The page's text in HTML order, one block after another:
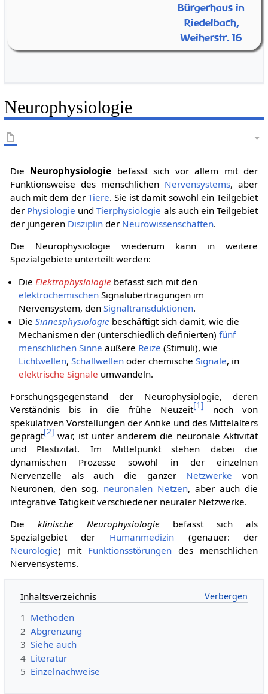
Bürgerhaus in
Riedelbach,
Weiherstr. 16
Neurophysiologie
Die Neurophysiologie befasst sich vor allem mit der
Funktionsweise des menschlichen Nervensystems, aber
auch mit dem der Tiere. Sie ist damit sowohl ein Teilgebiet
der Physiologie undTierphysiologie als auch ein Teilgebiet
der jüngeren Disziplinder Neurowissenschaften.
Die Neurophysiologie wiederum kann in weitere
Spezialgebiete unterteilt werden:
Die Elektrophysiologie befasst sich mit den
elektrochemischen Signalübertragungen im
Nervensystem, denSignaltransduktionen.
DieSinnesphysiologie beschäftigt sich damit, wie die
Mechanismen der (unterschiedlich definierten)fünf
menschlichen Sinne äußere Reize (Stimuli), wie
Lichtwellen,Schallwellen oder chemischeSignale, in
elektrische Signale umwandeln.
Forschungsgegenstand der Neurophysiologie, deren
Verständnis bis in die frühe Neuzeit[1] noch von
spekulativen Vorstellungen der Antike und des Mittelalters
geprägt[2] war, ist unter anderem die neuronale Aktivität
und Plastizität. Im Mittelpunkt stehen dabei die
dynamischen Prozesse sowohl in der einzelnen
Nervenzelle als auch die ganzer Netzwerke von
Neuronen, den sog. neuronalen Netzen, aber auch die
integrative Tätigkeit verschiedener neuraler Netzwerke.
Die klinische Neurophysiologie befasst sich als
Spezialgebiet der Humanmedizin (genauer: der
Neurologie) mit Funktionsstörungen des menschlichen
Nervensystems.
Inhaltsverzeichnis
1 Methoden
2 Abgrenzung
3 Siehe auch
4 Literatur
5 Einzelnachweise